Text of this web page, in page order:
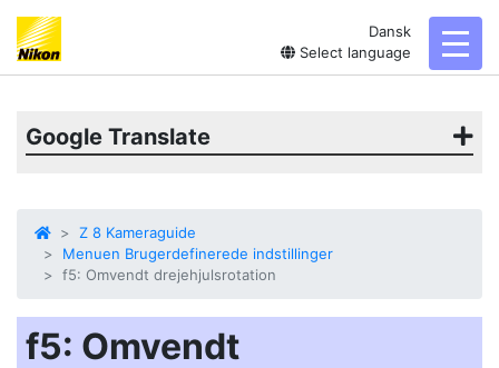
Dansk
Select language
Google Translate
Z 8 Kameraguide
Menuen Brugerdefinerede indstillinger
f5: Omvendt drejehjulsrotation
f5: Omvendt